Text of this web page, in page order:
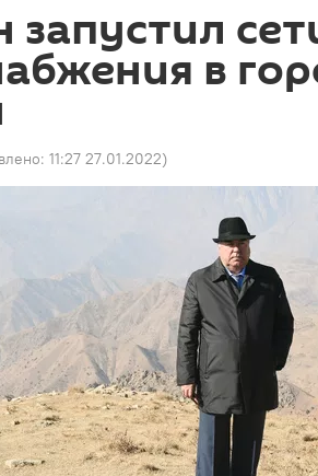
запустил
в
11:27 27.01.2022)